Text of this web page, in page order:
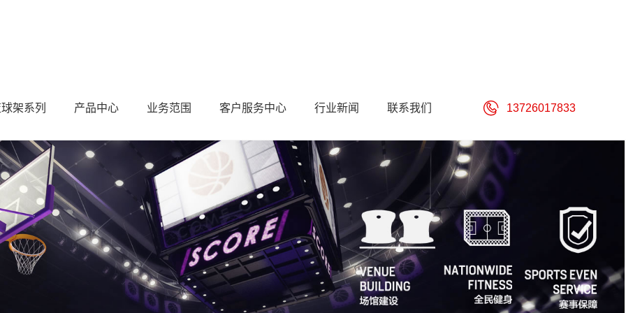
架系列 产品中心 业务范围 客户服务中心 行业新闻 联系我们 13726017833